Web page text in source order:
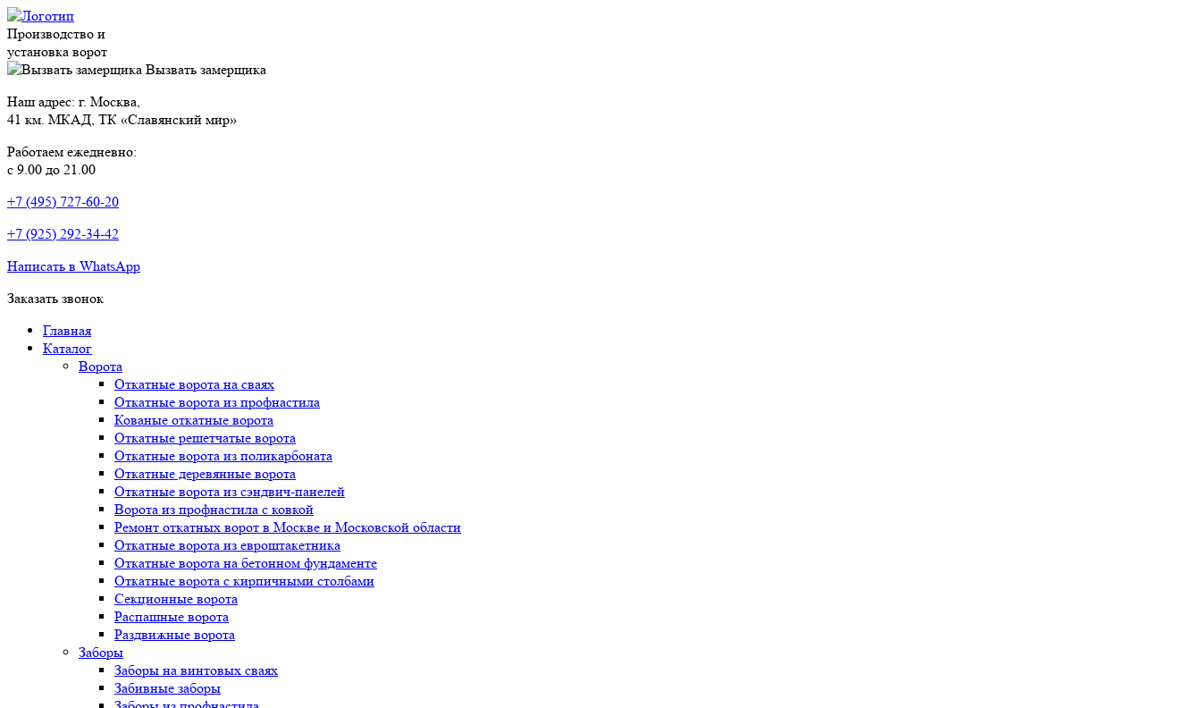
Производство и
установка ворот
Вызвать замерщика
Наш адрес: г. Москва,
41 км. МКАД, ТК «Славянский мир»
Работаем ежедневно:
с 9.00 до 21.00
+7 (495) 727-60-20
+7 (925) 292-34-42
Написать в WhatsApp
Заказать звонок
Главная
Каталог
Ворота
Откатные ворота на сваях
Откатные ворота из профнастила
Кованые откатные ворота
Откатные решетчатые ворота
Откатные ворота из поликарбоната
Откатные деревянные ворота
Откатные ворота из сэндвич-панелей
Ворота из профнастила с ковкой
Ремонт откатных ворот в Москве и Московской области
Откатные ворота из евроштакетника
Откатные ворота на бетонном фундаменте
Откатные ворота с кирпичными столбами
Секционные ворота
Распашные ворота
Раздвижные ворота
Заборы
Заборы на винтовых сваях
Забивные заборы